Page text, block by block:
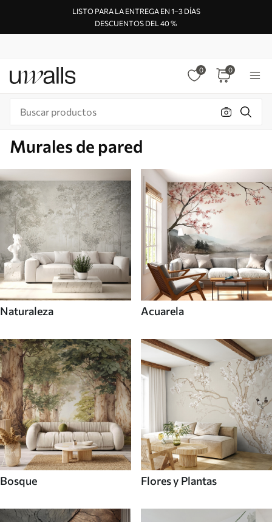
LISTO PARA LA ENTREGA EN 1–3 DÍAS
DESCUENTOS DEL 40 %
0 0
Murales de pared
Naturaleza Acuarela
Bosque Flores y Plantas